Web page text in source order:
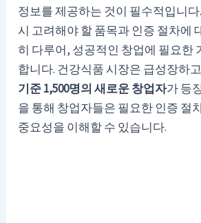
정보를 제공하는 것이 필수적입니
시 고려해야 할 품목과 인증 절차에
히 다루어, 성공적인 창업에 필요한
합니다. 건강식품 시장은 급성장하
기준 1,500명의 새로운 창업자가 등
을 통해 창업자들은 필요한 인증 절
중요성을 이해할 수 있습니다.